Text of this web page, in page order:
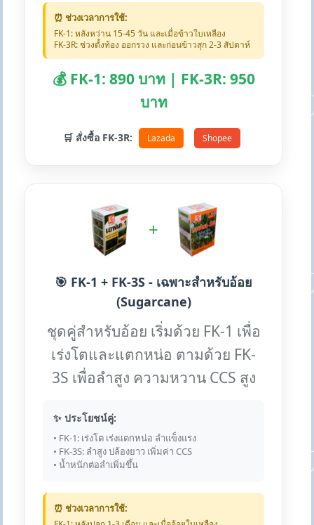
⏰ ช่วงเวลาการใช้:
FK-1: หลังหว่าน 15-45 วัน และเมื่อข้าวใบเหลือง
FK-3R: ช่วงตั้งท้อง ออกรวง และก่อนข้าวสุก 2-3 สัปดาห์
💰 FK-1: 890 บาท | FK-3R: 950
บาท
🛒 สั่งซื้อ FK-3R: Lazada Shopee
+
🎯 FK-1 + FK-3S - เฉพาะสำหรับอ้อย
(Sugarcane)
ชุดคู่สำหรับอ้อย เริ่มด้วย FK-1 เพื่อ
เร่งโตและแตกหน่อ ตามด้วย FK-
3S เพื่อลำสูง ความหวาน CCS สูง
✨ ประโยชน์คู่:
• FK-1: เร่งโต เร่งแตกหน่อ ลำแข็งแรง
• FK-3S: ลำสูง ปล้องยาว เพิ่มค่า CCS
• น้ำหนักต่อลำเพิ่มขึ้น
⏰ ช่วงเวลาการใช้: